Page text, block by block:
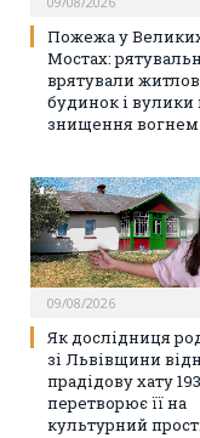
Пожежа у
Мостах:
врятували
будинок і вулики
знищення вогнем
09/08/2026
Як дослідниця
зі Львівщини
прадідову хату
перетворює її на
культурний